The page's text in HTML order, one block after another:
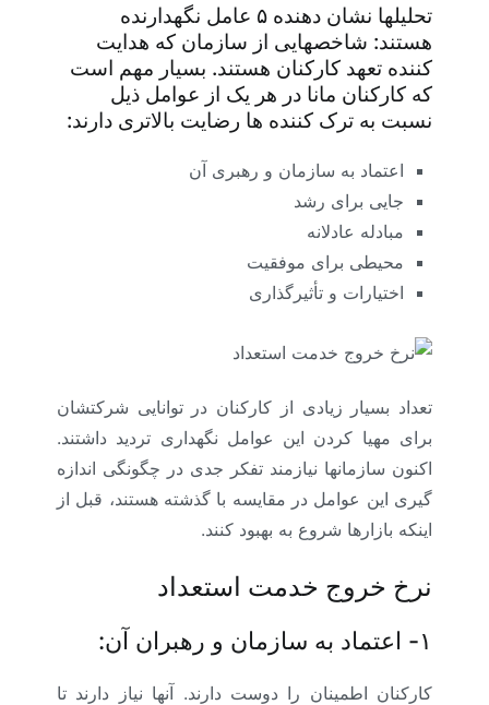
تحلیلها نشان دهنده ۵ عامل نگهدارنده
هستند: شاخصهایی از سازمان که هدایت
کننده تعهد کارکنان هستند. بسیار مهم است
که کارکنان مانا در هر یک از عوامل ذیل
نسبت به ترک کننده ها رضایت بالاتری دارند:
اعتماد به سازمان و رهبری آن
جایی برای رشد
مبادله عادلانه
محیطی برای موفقیت
اختیارات و تأثیرگذاری
تعداد بسیار زیادی از کارکنان در توانایی شرکتشان
برای مهیا کردن این عوامل نگهداری تردید داشتند.
اکنون سازمانها نیازمند تفکر جدی در چگونگی اندازه
گیری این عوامل در مقایسه با گذشته هستند، قبل از
اینکه بازارها شروع به بهبود کنند.
نرخ خروج خدمت استعداد
۱- اعتماد به سازمان و رهبران آن:
کارکنان اطمینان را دوست دارند. آنها نیاز دارند تا